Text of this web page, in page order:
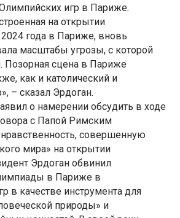
игр в Париже.
на открытии
года в Париже, вновь
масштабы угрозы, с которой
Позорная сцена в Париже
как и католический и
– сказал Эрдоган.
о намерении обсудить в ходе
с Папой Римским
совершенную
мира» на открытии
Эрдоган обвинил
в Париже в
в качестве инструмента для
природы» и